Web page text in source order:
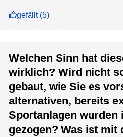
gefällt(5)
Welchen Sinn hat
wirklich? Wird nicht
gebaut, wie Sie es
alternativen, bereits
Sportanlagen wurden
gezogen? Was ist mit